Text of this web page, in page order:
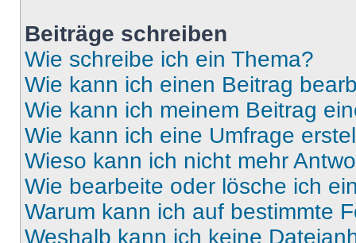
Beiträge schreiben
Wie schreibe ich ein Thema?
Wie kann ich einen Beitrag
Wie kann ich meinem Beitrag
Wie kann ich eine Umfrage
Wieso kann ich nicht mehr
Wie bearbeite oder lösche ich
Warum kann ich auf bestimmte
Weshalb kann ich keine